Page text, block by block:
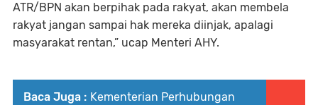
ATR/BPN akan berpihak pada rakyat, akan membela
rakyat jangan sampai hak mereka diinjak, apalagi
masyarakat rentan,” ucap Menteri AHY.
Baca Juga : Kementerian Perhubungan